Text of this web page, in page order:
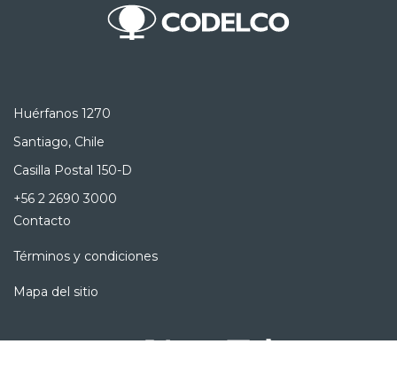
Huérfanos 1270
Santiago, Chile
Casilla Postal 150-D
+56 2 2690 3000
Contacto
Términos y condiciones
Mapa del sitio